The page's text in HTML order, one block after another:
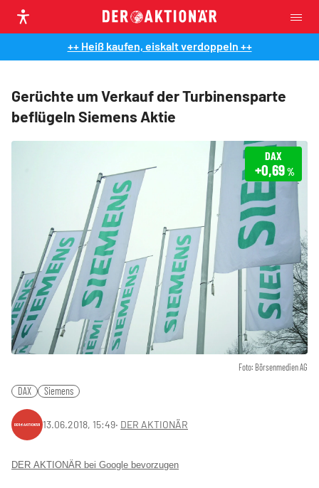
++ Heiß kaufen, eiskalt verdoppeln ++
Gerüchte um Verkauf der Turbinensparte
beflügeln Siemens Aktie
Foto: Börsenmedien AG
DAX
+0,69%
DAX Siemens
13.06.2018, 15:49‧ DER AKTIONÄR
DER AKTIONÄR bei Google bevorzugen